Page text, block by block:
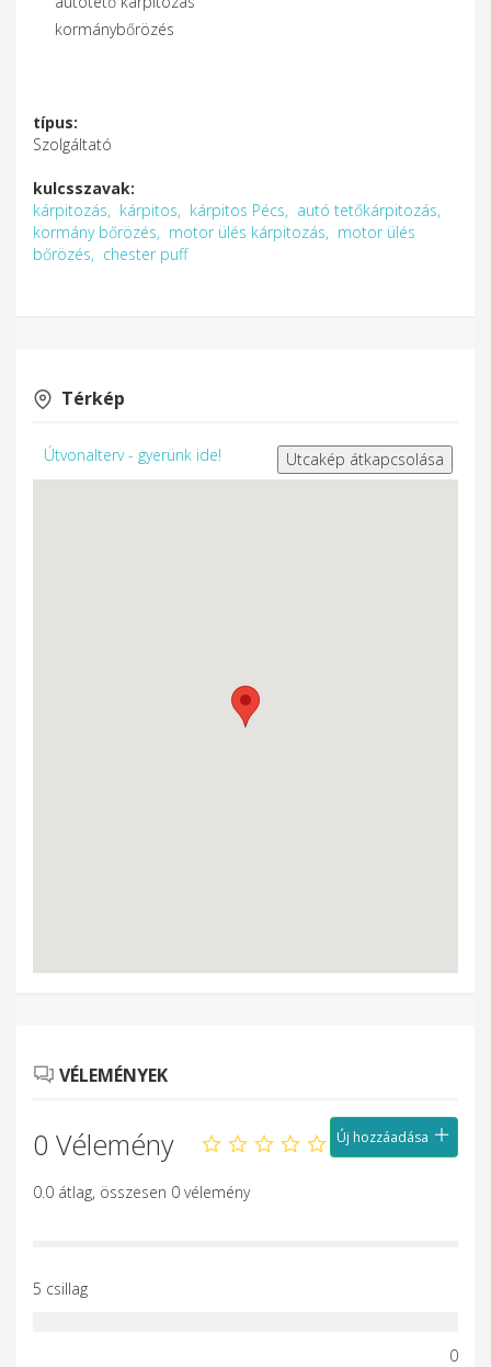
kormánybőrözés
típus:
Szolgáltató
kulcsszavak:
kárpitozás, kárpitos, kárpitos Pécs, autó tetőkárpitozás,
kormány bőrözés, motor ülés kárpitozás, motor ülés
bőrözés, chester puff
Térkép
Útvonalterv - gyerünk ide!
VÉLEMÉNYEK
0 Vélemény
0.0 átlag, összesen 0 vélemény
Új hozzáadása
5 csillag
0